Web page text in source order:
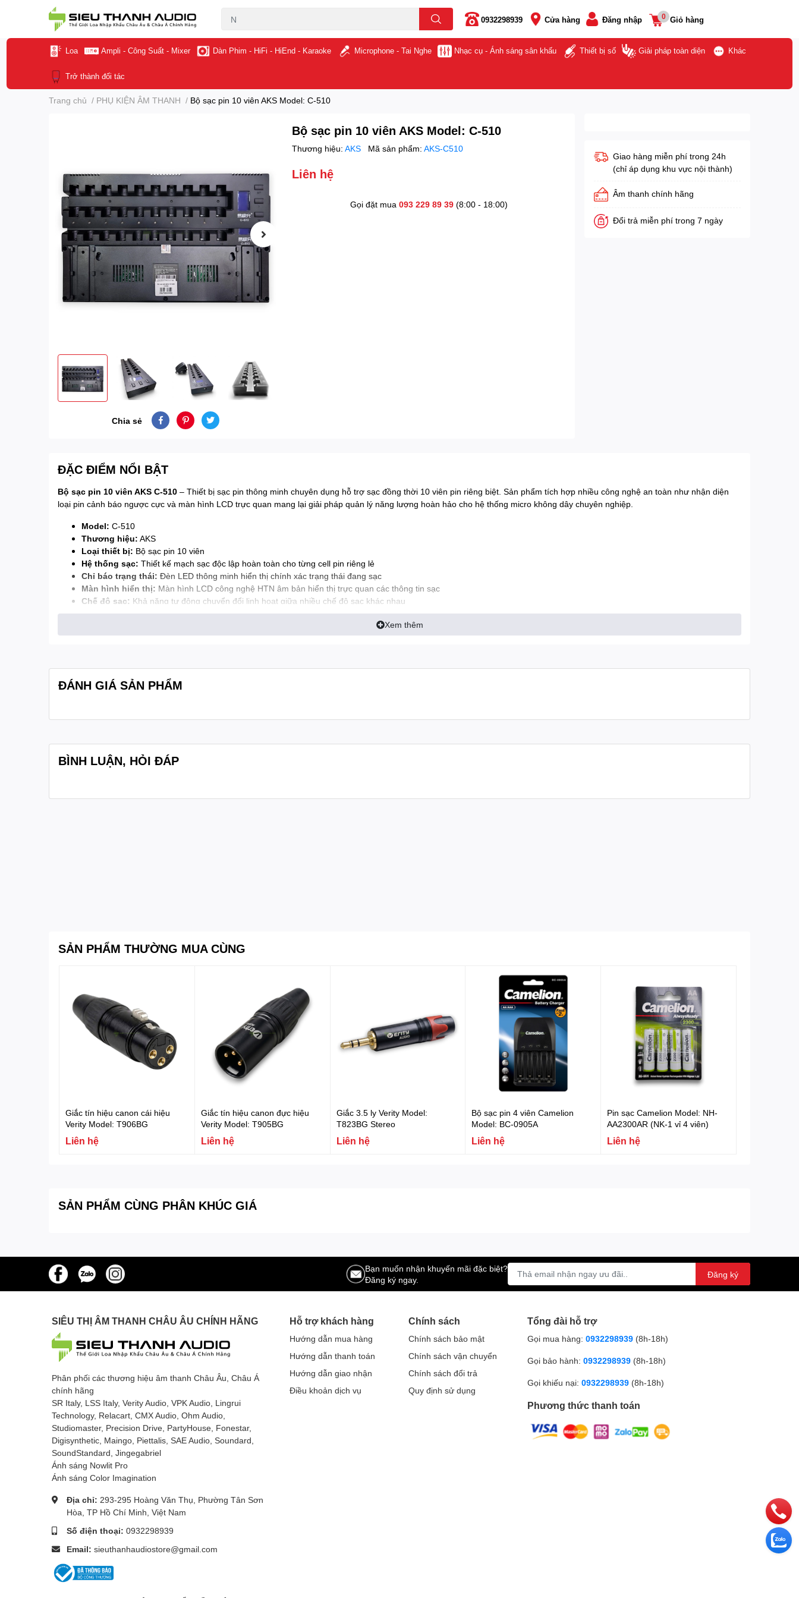
0932298939 Cửa hàng Đăng nhập Giỏ hàng
0
Loa Ampli - Công Suất - Mixer Dàn Phim - HiFi - HiEnd - Karaoke Microphone - Tai Nghe Nhạc cụ - Ánh sáng sân khấu Thiết bị số Giải pháp toàn diện Khác
Trở thành đối tác
Trang chủ / PHỤ KIỆN ÂM THANH / Bộ sạc pin 10 viên AKS Model: C-510
Chia sẻ
Bộ sạc pin 10 viên AKS Model: C-510
Thương hiệu:AKS Mã sản phẩm:AKS-C510
Liên hệ
Gọi đặt mua 093 229 89 39(8:00 - 18:00)
Giao hàng miễn phí trong 24h
(chỉ áp dụng khu vực nội thành)
Âm thanh chính hãng
Đổi trả miễn phí trong 7 ngày
ĐẶC ĐIỂM NỔI BẬT
Bộ sạc pin 10 viên AKS C-510 – Thiết bị sạc pin thông minh chuyên dụng hỗ trợ sạc đồng thời 10 viên pin riêng biệt. Sản phẩm tích hợp nhiều công nghệ an toàn như nhận diện
loại pin cảnh báo ngược cực và màn hình LCD trực quan mang lại giải pháp quản lý năng lượng hoàn hảo cho hệ thống micro không dây chuyên nghiệp.
Model: C-510
Thương hiệu: AKS
Loại thiết bị: Bộ sạc pin 10 viên
Hệ thống sạc: Thiết kế mạch sạc độc lập hoàn toàn cho từng cell pin riêng lẻ
Chỉ báo trạng thái: Đèn LED thông minh hiển thị chính xác trạng thái đang sạc
Màn hình hiển thị: Màn hình LCD công nghệ HTN âm bản hiển thị trực quan các thông tin sạc
Chế độ sạc: Khả năng tự động chuyển đổi linh hoạt giữa nhiều chế độ sạc khác nhau
Tính năng an toàn:Công nghệ nhận diện loại pin thông minh đi kèm chức năng cảnh báo khi lắp ngược cực pin
Tích hợp chức năng xả sâu thủ công giúp tối ưu hóa và kéo dài tuổi thọ pin
Cài đặt dòng điện:Cung cấp 4 mức thiết lập dòng điện sạc có thể điều chỉnh linh hoạt theo nhu cầu
Xem thêm
ĐÁNH GIÁ SẢN PHẨM
BÌNH LUẬN, HỎI ĐÁP
SẢN PHẨM THƯỜNG MUA CÙNG
Giắc tín hiệu canon cái hiệu
Verity Model: T906BG
Liên hệ
Giắc tín hiệu canon đực hiệu
Verity Model: T905BG
Liên hệ
Giắc 3.5 ly Verity Model:
T823BG Stereo
Liên hệ
Bộ sạc pin 4 viên Camelion
Model: BC-0905A
Liên hệ
Pin sạc Camelion Model: NH-
AA2300AR (NK-1 vỉ 4 viên)
Liên hệ
SẢN PHẨM CÙNG PHÂN KHÚC GIÁ
Bạn muốn nhận khuyến mãi đặc biệt?
Đăng ký ngay.
Đăng ký
SIÊU THỊ ÂM THANH CHÂU ÂU CHÍNH HÃNG
Phân phối các thương hiệu âm thanh Châu Âu, Châu Á
chính hãng
SR Italy, LSS Italy, Verity Audio, VPK Audio, Lingrui
Technology, Relacart, CMX Audio, Ohm Audio,
Studiomaster, Precision Drive, PartyHouse, Fonestar,
Digisynthetic, Maingo, Piettalis, SAE Audio, Soundard,
SoundStandard, Jingegabriel
Ánh sáng Nowlit Pro
Ánh sáng Color Imagination
Địa chỉ: 293-295 Hoàng Văn Thụ, Phường Tân Sơn
Hòa, TP Hồ Chí Minh, Việt Nam
Số điện thoại: 0932298939
Email: sieuthanhaudiostore@gmail.com
Hỗ trợ khách hàng
Hướng dẫn mua hàng
Hướng dẫn thanh toán
Hướng dẫn giao nhận
Điều khoản dịch vụ
Chính sách
Chính sách bảo mật
Chính sách vận chuyển
Chính sách đổi trả
Quy định sử dụng
Tổng đài hỗ trợ
Gọi mua hàng: 0932298939 (8h-18h)
Gọi bảo hành: 0932298939 (8h-18h)
Gọi khiếu nại: 0932298939 (8h-18h)
Phương thức thanh toán